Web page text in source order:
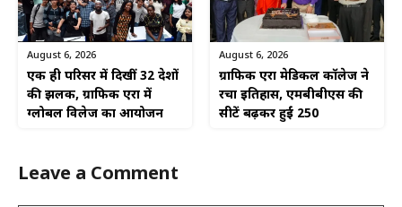
August 6, 2026
एक ही परिसर में दिखीं 32 देशों
की झलक, ग्राफिक एरा में
ग्लोबल विलेज का आयोजन
August 6, 2026
ग्राफिक एरा मेडिकल कॉलेज ने
रचा इतिहास, एमबीबीएस की
सीटें बढ़कर हुईं 250
Leave a Comment